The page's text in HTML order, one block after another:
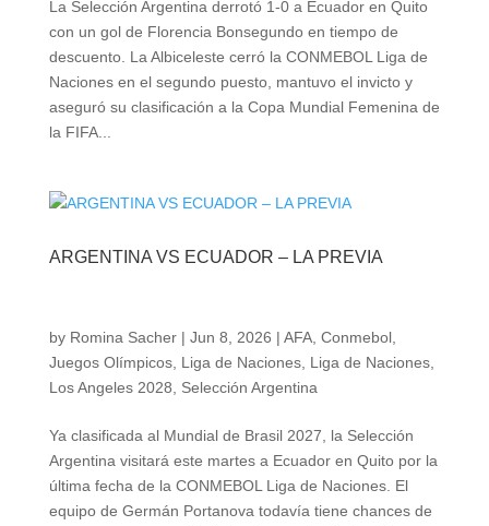
La Selección Argentina derrotó 1-0 a Ecuador en Quito
con un gol de Florencia Bonsegundo en tiempo de
descuento. La Albiceleste cerró la CONMEBOL Liga de
Naciones en el segundo puesto, mantuvo el invicto y
aseguró su clasificación a la Copa Mundial Femenina de
la FIFA...
ARGENTINA VS ECUADOR – LA PREVIA
by Romina Sacher| Jun 8, 2026 | AFA, Conmebol,
Juegos Olímpicos, Liga de Naciones, Liga de Naciones,
Los Angeles 2028
Selección Argentina
Ya clasificada al Mundial de Brasil 2027, la Selección
Argentina visitará este martes a Ecuador en Quito por la
última fecha de la CONMEBOL Liga de Naciones. El
equipo de Germán Portanova todavía tiene chances de